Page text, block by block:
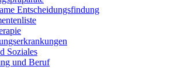
Entscheidungsfindung
Soziales
und Beruf